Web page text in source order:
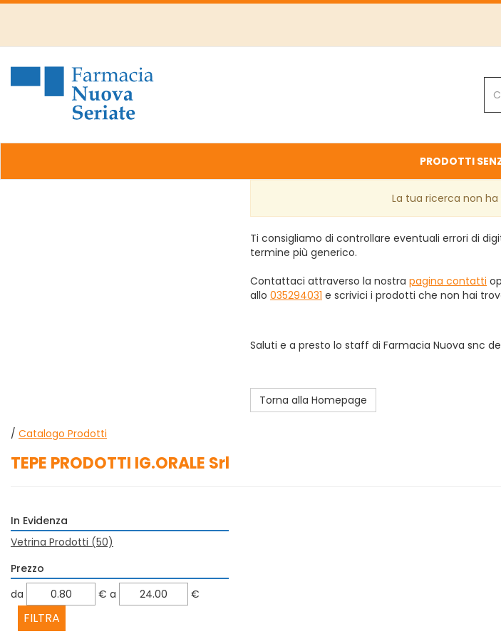
Passa
principale
Farmacia
Nuova
PRODOTTI
La tua ricerca non
Ti consigliamo di controllare eventuali errori di
termine più generico.
Contattaci attraverso la nostra pagina contatti
allo 035294031 e scrivici i prodotti che non hai
Saluti e a presto lo staff di Farmacia Nuova snc
Torna alla Homepage
/ Catalogo Prodotti
TEPE PRODOTTI IG.ORALE Srl
In Evidenza
Vetrina Prodotti (50)
Prezzo
filtra
da
da € filtra
a €